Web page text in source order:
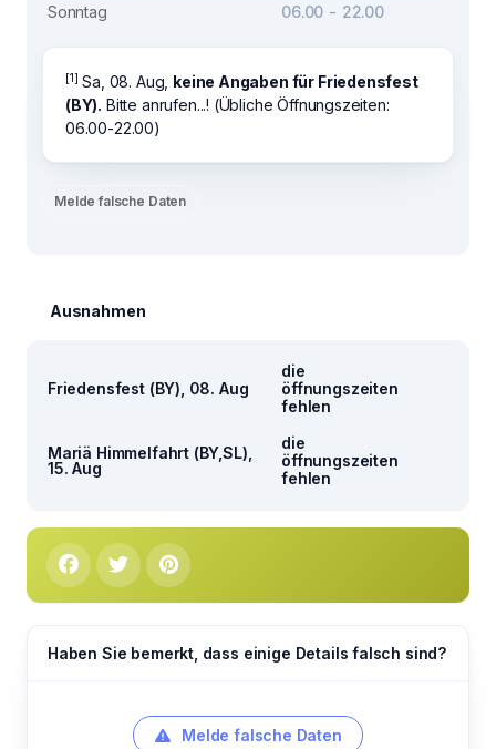
Sonntag 06.00 - 22.00
[1] Sa, 08. Aug, keine Angaben für Friedensfest
(BY). Bitte anrufen...! (Übliche Öffnungszeiten:
06.00-22.00)
Melde falsche Daten
Ausnahmen
Friedensfest (BY), 08. Aug
die
öffnungszeiten
fehlen
Mariä Himmelfahrt (BY,SL),
15. Aug
die
öffnungszeiten
fehlen
Haben Sie bemerkt, dass einige Details falsch sind?
Melde falsche Daten